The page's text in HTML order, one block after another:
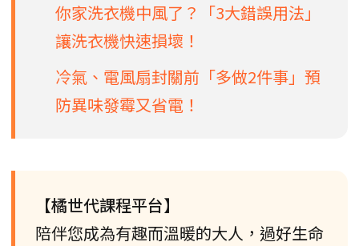
你家洗衣機中風了？「3大錯誤用法」
讓洗衣機快速損壞！
冷氣、電風扇封關前「多做2件事」預
防異味發霉又省電！
【橘世代課程平台】
陪伴您成為有趣而溫暖的大人，過好生命